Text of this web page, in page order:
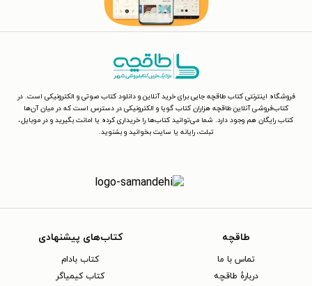
فروشگاه اینترنتی کتاب طاقچه جایی برای خرید آنلاین و دانلود کتاب صوتی و الکترونیکی است. در
کتاب‌فروشی آنلاین طاقچه هزاران کتاب گویا و الکترونیکی در دسترس است که در میان آن‌ها
کتاب رایگان هم وجود دارد. شما می‌توانید کتاب‌ها را خریداری کرده یا امانت بگیرید و در موبایل،
تبلت، رایانه یا سایت بخوانید و بشنوید.
طاقچه
تماس با ما
دربارهٔ طاقچه
کتاب‌های پیشنهادی
کتاب بادام
کتاب کیمیاگر